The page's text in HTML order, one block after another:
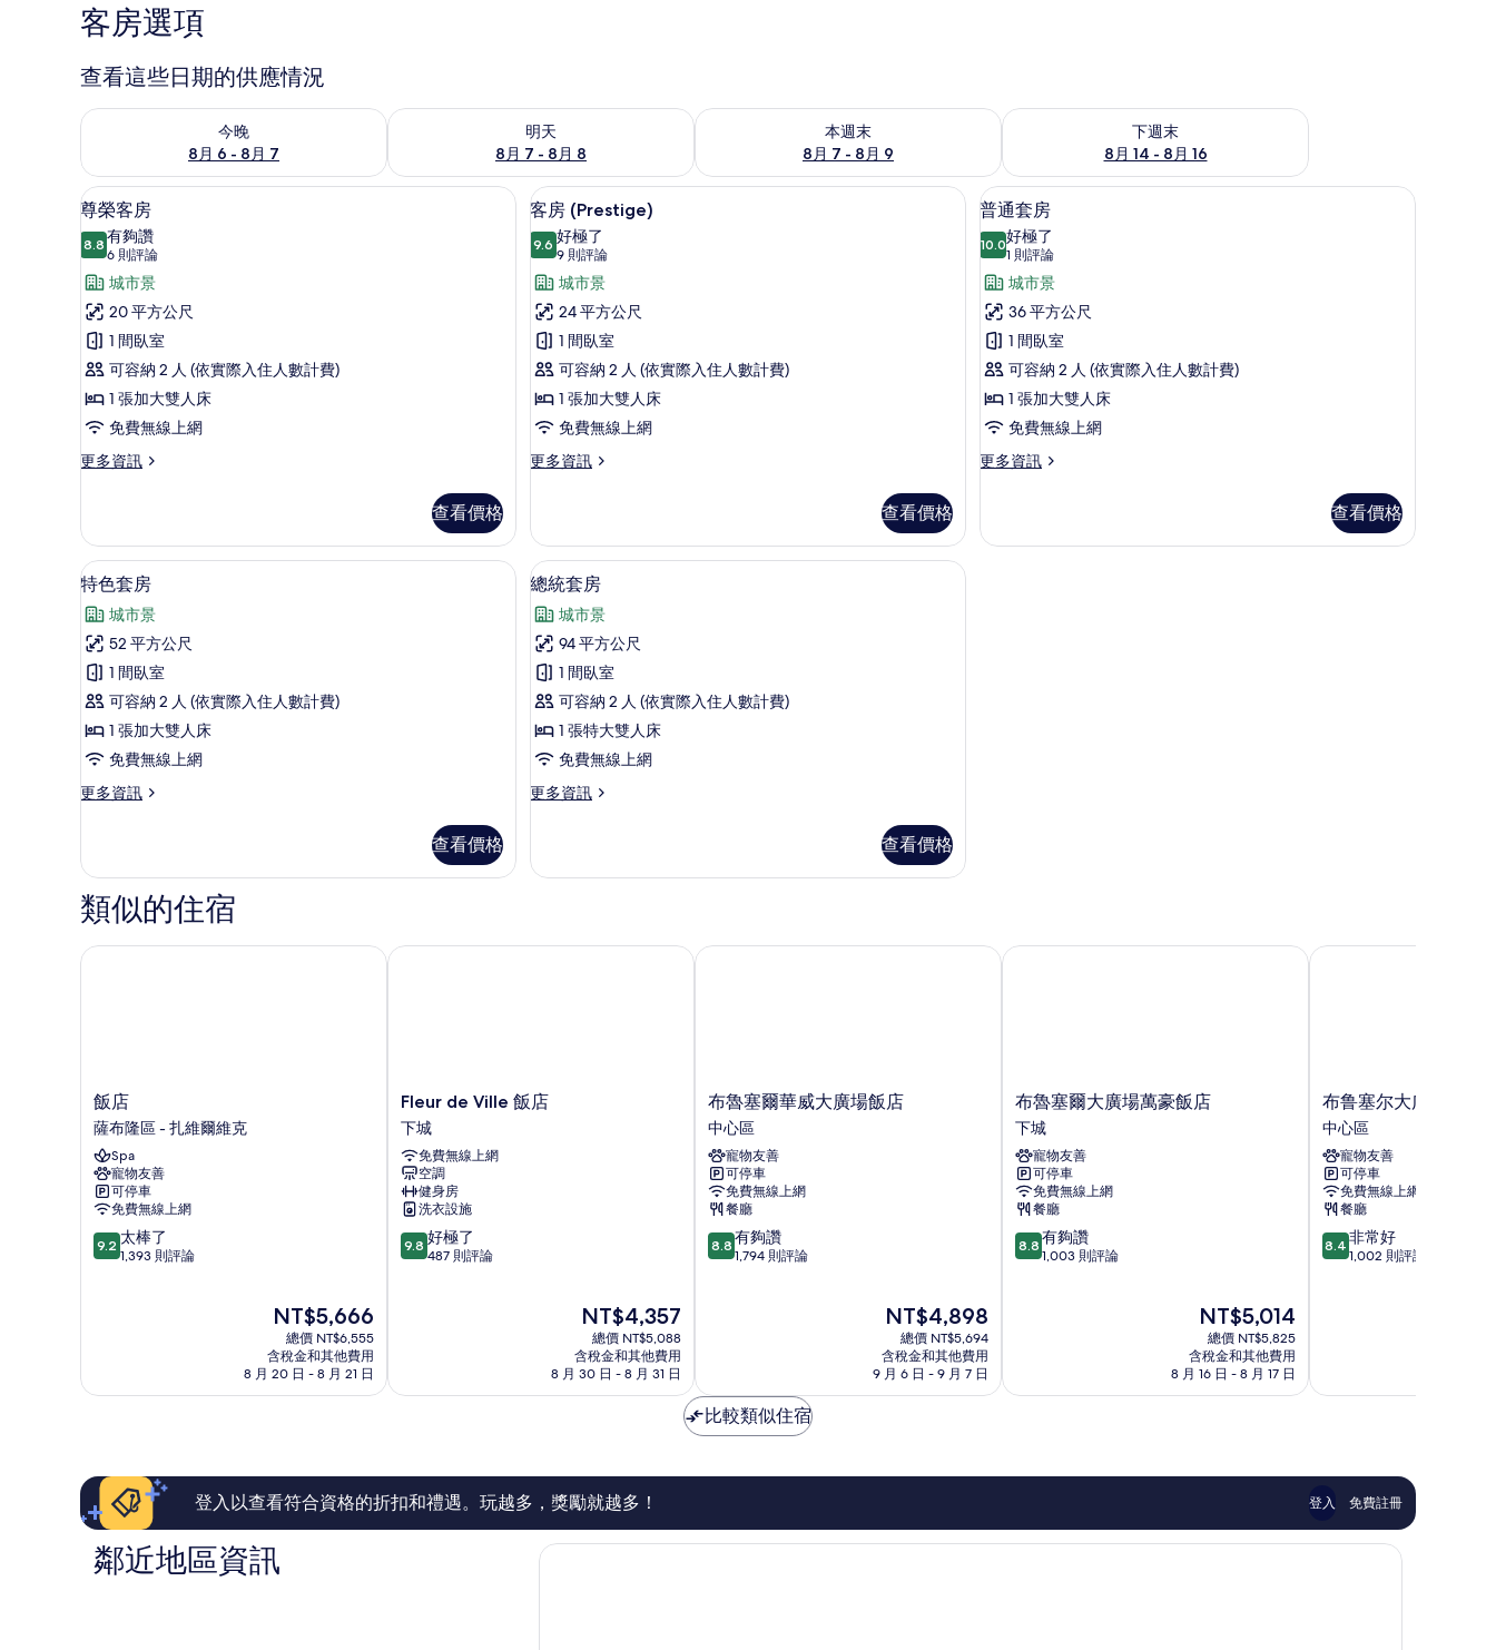
客房選項
查看這些日期的供應情況
今晚
8月 6 - 8月 7
查看今晚 (8月 6 - 8月 7) 的供應情況
明天
8月 7 - 8月 8
查看明天 (8月 7 - 8月 8) 的供應情況
本週末
8月 7 - 8月 9
查看本週末 (8月 7 - 8月 9) 的供應情況
下週末
8月 14 - 8月 16
查看下週末 (8月 14 - 8月 16) 的供應情況
顯
示
尊
榮
客
房
的
所
有
相
尊榮客房 | 高級寢具、客房內保險箱、書桌、筆電工作空間
6
尊榮客房
8.88.8 分，滿分 10 分
有夠讚
6 則評論
(6
則
評
論)
城市景
20 平方公尺
1 間臥室
可容納 2 人 (依實際入住人數計費)
1 張加大雙人床
免費無線上網
更多資訊
更
客
房
的
情
查看價格
顯
示
客
房
(Prestige)
的
所
有
相
片
客房 (Prestige) | 高級寢具、客房內保險箱、書桌、筆電工作空間
5
客房 (Prestige)
9.69.6 分，滿分 10 分
好極了
9 則評論
(9
則
評
論)
城市景
24 平方公尺
1 間臥室
可容納 2 人 (依實際入住人數計費)
1 張加大雙人床
免費無線上網
更多資訊
更
(Prestige)
的
詳
查看價格
顯
示
普
通
套
房
的
所
有
相
普通套房 | 高級寢具、客房內保險箱、書桌、
7
普通套房
10.010.0 分，滿分 10 分
好極了
1 則評論
(1
則
評
論)
城市景
36 平方公尺
1 間臥室
可容納 2 人 (依實際入住人數計費)
1 張加大雙人床
免費無線上網
更多資訊
更
套
查看價格
顯
示
特
色
套
房
的
有
片
特色套房 | 高級寢具、客房內保險箱、書桌、筆電工作空間
6
特色套房
城市景
52 平方公尺
1 間臥室
可容納 2 人 (依實際入住人數計費)
1 張加大雙人床
免費無線上網
更多資訊
更
套
房
的
詳
情
查看價格
顯
示
總
統
套
房
的
有
片
總統套房 | 起居區 | 55-吋平面電視、衛星頻道、電視、辦公室
8
總統套房
城市景
94 平方公尺
1 間臥室
可容納 2 人 (依實際入住人數計費)
1 張特大雙人床
免費無線上網
更多資訊
更
套
情
查看價格
類似的住宿
飯
店
薩
布
隆
區
扎
維
飯店
薩布隆區 - 扎維爾維克
Spa
寵物友善
可停車
免費無線上網
9.2
分，
了，
論
9.2 太棒了
1,393 則評論
現
在
價
格
為
NT$5,666
總價 NT$6,555
含稅金和其他費用
8 月 20 日 - 8 月 21 日
飯店
Fleur
de
Ville
飯
店
下
城
Fleur de Ville 飯店
下城
免費無線上網
空調
健身房
洗衣設施
9.8
分，
了，
論
9.8 好極了
487 則評論
現
在
價
格
為
NT$4,357
總價 NT$5,088
含稅金和其他費用
8 月 30 日 - 8 月 31 日
Fleur de Ville 飯店
布
魯
塞
爾
華
威
大
廣
場
布魯塞爾華威大廣場飯店
中心區
寵物友善
可停車
免費無線上網
餐廳
8.8
分，
讚，
1,794
則
論
8.8 有夠讚
1,794 則評論
現
價
格
為
NT$4,898
總價 NT$5,694
含稅金和其他費用
9 月 6 日 - 9 月 7 日
布魯塞爾華威大廣場飯店
布
魯
塞
爾
大
廣
場
萬
豪
布魯塞爾大廣場萬豪飯店
下城
寵物友善
可停車
免費無線上網
餐廳
8.8
分，
讚，
論
8.8 有夠讚
1,003 則評論
現
在
價
格
為
NT$5,014
總價 NT$5,825
含稅金和其他費用
8 月 16 日 - 8 月 17 日
布魯塞爾大廣場萬豪飯店
布
鲁
塞
尔
大
广
场
希
尔
布鲁塞尔大广场希尔
中心區
寵物友善
可停車
免費無線上網
餐廳
8.4
分，
好，
論
8.4 非常好
1,002 則評論
布鲁塞尔大广场希尔顿
比較類似住宿
登入以查看符合資格的折扣和禮遇。玩越多，獎勵就越多！ 登入 免費註冊
鄰近地區資訊